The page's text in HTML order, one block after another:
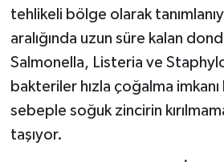
tehlikeli bölge olarak
aralığında uzun süre kalan
Salmonella, Listeria ve
bakteriler hızla çoğalma
sebeple soğuk zincirin
taşıyor.